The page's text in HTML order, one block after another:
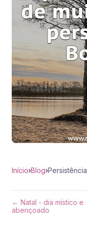
Início›Blog›Persistência
← Natal - dia místico e
abençoado